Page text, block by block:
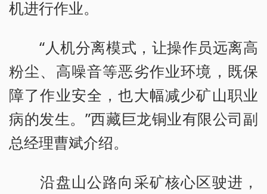
机进行作业。
“人机分离模式，让操作员远离高
粉尘、高噪音等恶劣作业环境，既保
障了作业安全，也大幅减少矿山职业
病的发生。”西藏巨龙铜业有限公司副
总经理曹斌介绍。
沿盘山公路向采矿核心区驶进，